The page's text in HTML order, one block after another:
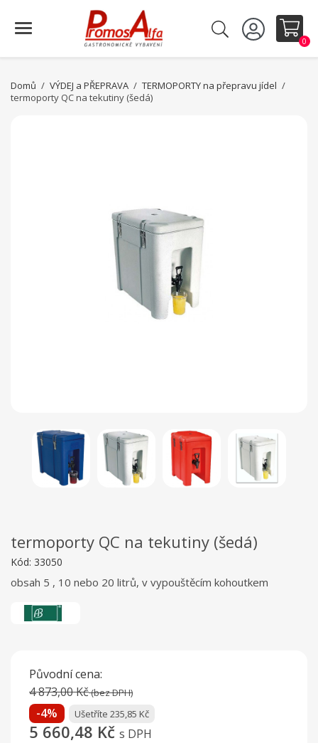
0
Domů VÝDEJ a PŘEPRAVA
TERMOPORTY na přepravu jídel
termoporty QC na tekutiny (šedá)
termoporty QC na tekutiny (šedá)
Kód: 33050
obsah 5 , 10 nebo 20 litrů, v vypouštěcím kohoutkem
Původní cena:
4 873,00 Kč(bez DPH)
-4% Ušetříte 235,85 Kč
5 660,48 Kč s DPH